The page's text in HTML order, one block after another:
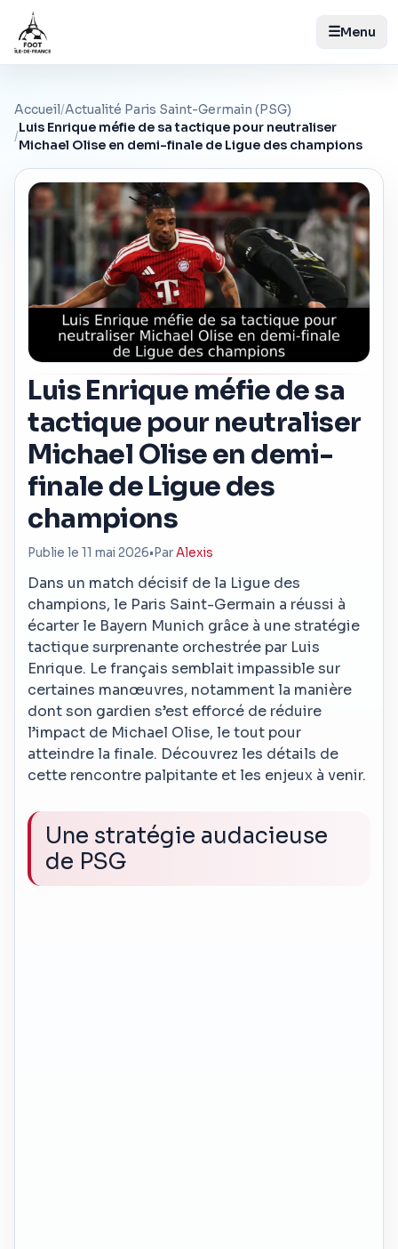
☰Menu
Accueil/Actualité Paris Saint-Germain (PSG)
/
Luis Enrique méfie de sa tactique pour neutraliser
Michael Olise en demi-finale de Ligue des champions
Luis Enrique méfie de sa
tactique pour neutraliser
Michael Olise en demi-
finale de Ligue des
champions
Publie le 11 mai 2026• ParAlexis
Dans un match décisif de la Ligue des
champions, le Paris Saint-Germain a réussi à
écarter le Bayern Munich grâce à une stratégie
tactique surprenante orchestrée par Luis
Enrique. Le français semblait impassible sur
certaines manœuvres, notamment la manière
dont son gardien s’est efforcé de réduire
l’impact de Michael Olise, le tout pour
atteindre la finale. Découvrez les détails de
cette rencontre palpitante et les enjeux à venir.
Une stratégie audacieuse
de PSG